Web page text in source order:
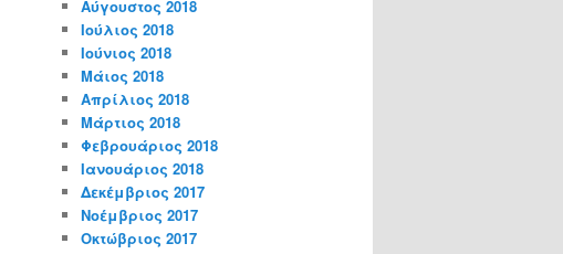
Αύγουστος 2018
Ιούλιος 2018
Ιούνιος 2018
Μάιος 2018
Απρίλιος 2018
Μάρτιος 2018
Φεβρουάριος 2018
Ιανουάριος 2018
Δεκέμβριος 2017
Νοέμβριος 2017
Οκτώβριος 2017